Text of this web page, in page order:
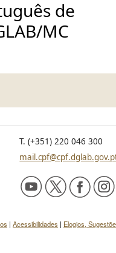
de
MC
T. (+351) 220 046 300
| Acessibilidades | Elogios,